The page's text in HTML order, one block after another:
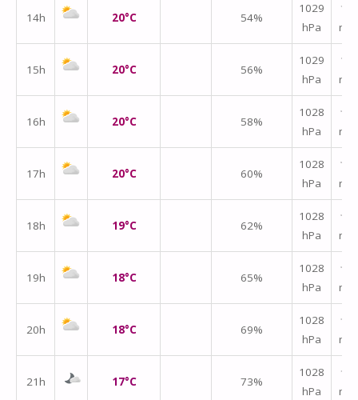
14h 20°C 54%
1029
hPa
↑
m/s
15h 20°C 56%
1029
hPa
↑
m/s
16h 20°C 58%
1028
hPa
↑
m/s
17h 20°C 60%
1028
hPa
↑
m/s
18h 19°C 62%
1028
hPa
↑
m/s
19h 18°C 65%
1028
hPa
↑
m/s
20h 18°C 69%
1028
hPa
↑
m/s
21h 17°C 73%
1028
hPa
↑
m/s